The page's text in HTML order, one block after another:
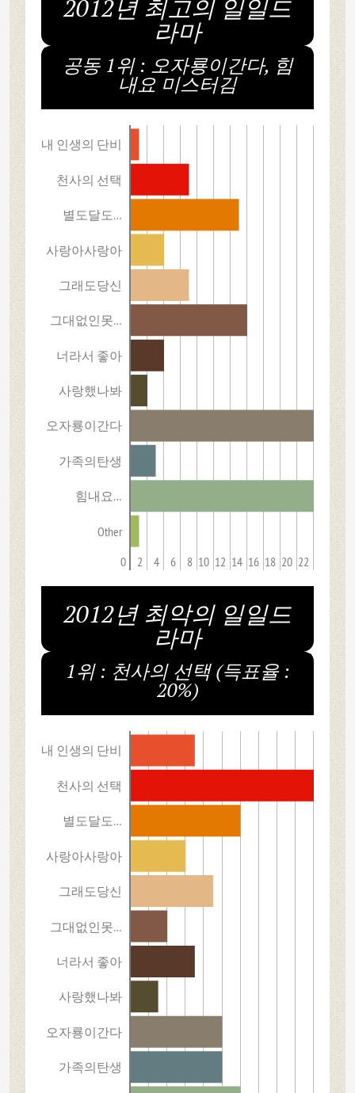
2012년 최고의 일일드
라마
공동 1위 : 오자룡이간다, 힘
내요 미스터김
내 인생의 단비
천사의 선택
별도달도…
사랑아사랑아
그래도당신
그대없인못…
너라서 좋아
사랑했나봐
오자룡이간다
가족의탄생
힘내요…
Other
0 2 4 6 8 10 12 14 16 18 20 22
2012년 최악의 일일드
라마
1위 : 천사의 선택 (득표율 :
20%)
내 인생의 단비
천사의 선택
별도달도…
사랑아사랑아
그래도당신
그대없인못…
너라서 좋아
사랑했나봐
오자룡이간다
가족의탄생